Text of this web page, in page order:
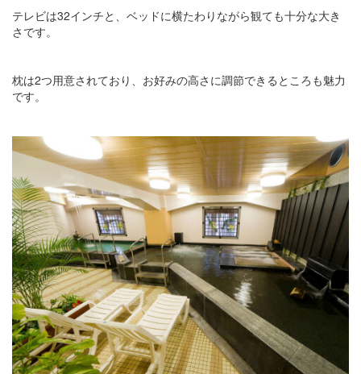
テレビは32インチと、ベッドに横たわりながら観ても十分な大き
さです。
枕は2つ用意されており、お好みの高さに調節できるところも魅力
です。